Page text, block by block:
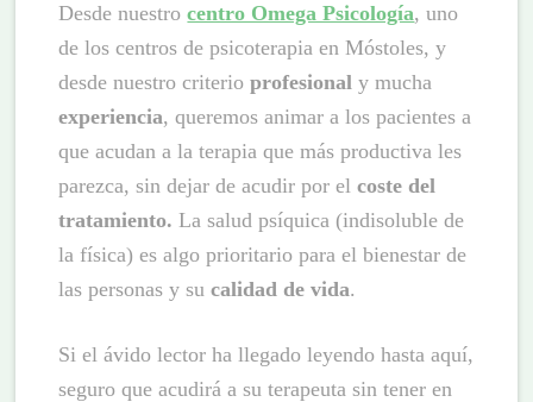
Desde nuestrocentro Omega Psicología, uno
de los centros de psicoterapia en Móstoles, y
desde nuestro criterioprofesional y mucha
experiencia, queremos animar a los pacientes a
que acudan a la terapia que más productiva les
parezca, sin dejar de acudir por elcoste del
tratamiento.La salud psíquica (indisoluble de
la física) es algo prioritario para el bienestar de
las personas y sucalidad de vida.
Si el ávido lector ha llegado leyendo hasta aquí,
seguro que acudirá a su terapeuta sin tener en